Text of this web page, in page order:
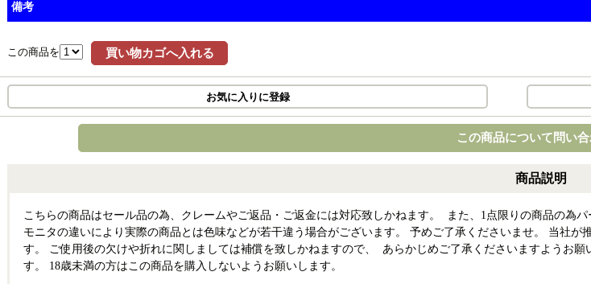
備考
この商品を 買い物カゴへ入れる
お気に入りに登録
この商品について問い
商品説明
こちらの商品はセール品の為、クレームやご返品・ご返金には対応致しかねます。 また、1点限りの商品の為
モニタの違いにより実際の商品とは色味などが若干違う場合がございます。 予めご了承くださいませ。 当社
す。 ご使用後の欠けや折れに関しましては補償を致しかねますので、 あらかじめご了承くださいますようお
す。 18歳未満の方はこの商品を購入しないようお願いします。